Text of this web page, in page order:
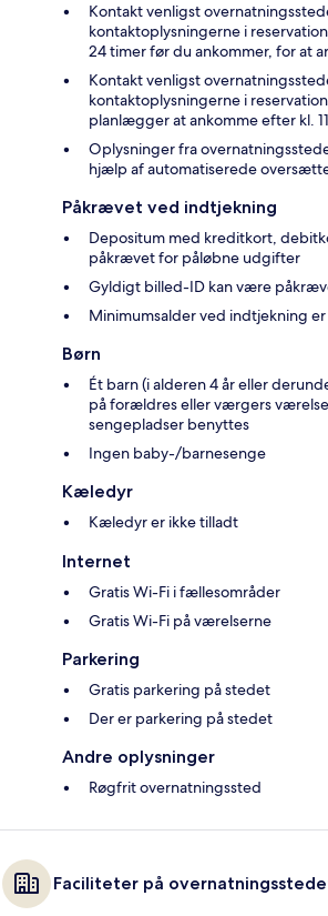
Kontakt venligst
kontaktoplysningerne i
24 timer før du ankommer, for at
Kontakt venligst
kontaktoplysningerne i
planlægger at ankomme efter kl.
Oplysninger fra
hjælp af automatiserede
Påkrævet ved indtjekning
Depositum med kreditkort,
påkrævet for påløbne udgifter
Gyldigt billed-ID kan være
Minimumsalder ved indtjekning er
Børn
Ét barn (i alderen 4 år eller
på forældres eller værgers
sengepladser benyttes
Ingen baby-/barnesenge
Kæledyr
Kæledyr er ikke tilladt
Internet
Gratis Wi-Fi i fællesområder
Gratis Wi-Fi på værelserne
Parkering
Gratis parkering på stedet
Der er parkering på stedet
Andre oplysninger
Røgfrit overnatningssted
Faciliteter på